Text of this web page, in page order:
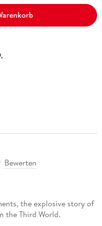
Bewerten
the explosive story of
the Third World.